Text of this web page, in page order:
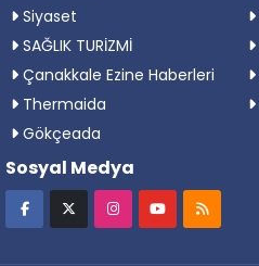
Siyaset
SAĞLIK TURİZMİ
Çanakkale Ezine Haberleri
Thermaida
Gökçeada
Sosyal Medya